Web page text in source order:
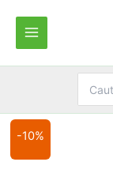
content
for:
-10%